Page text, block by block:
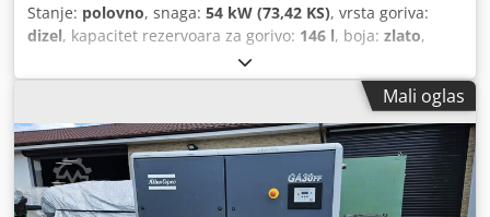
Stanje: polovno, snaga: 54 kW (73,42 KS), vrsta goriva:
dizel, kapacitet rezervoara za gorivo: 146 l, boja: zlato,
, Godina proizvodnje:
radni sati:2.411 h, Godina proizvodnje: 2023 Dcodpfx
Agsxq Rl Aj Hek Sopstvena masa: 11.520 kg Nosivost: 4.000
kg Dozvoljena ukupna masa: 15.520 kg Dimenzije (D x Š x
V): 626 x 232 x 270 cm Radna visina: 1.800 cm
Mali oglas